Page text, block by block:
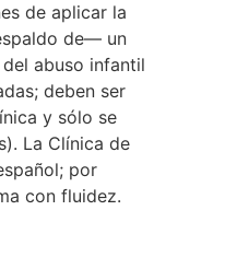
de aplicar la
de— un
abuso infantil
deben ser
y sólo se
La Clínica de
por
con fluidez.